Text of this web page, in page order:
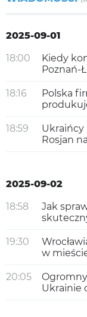
2025-09-01
18:00
Kiedy
Poznań-
18:16
Polska
18:59
Ukraińcy
Rosjan
2025-09-02
18:58
Jak
19:30
w
20:05
Ukrainie